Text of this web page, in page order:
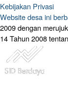
Kebijakan Privasi
Website desa ini
2009 dengan
14 Tahun 2008